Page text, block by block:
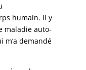
humain. Il y
maladie auto-
m’a demandé